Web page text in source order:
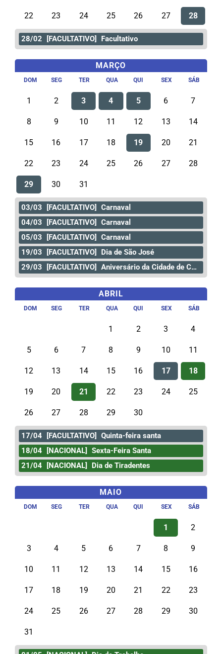
22 23 24 25 26 27 28
28/02 [FACULTATIVO] Facultativo
MARÇO
DOM SEG TER QUA QUI SEX SÁB
1 2 3 4 5 6 7
8 9 10 11 12 13 14
15 16 17 18 19 20 21
22 23 24 25 26 27 28
29 30 31
03/03 [FACULTATIVO]
Carnaval
04/03
[FACULTATIVO]
Carnaval
05/03
[FACULTATIVO]
Carnaval
19/03
[FACULTATIVO]
Dia de São José
29/03
[FACULTATIVO] Aniversário da Cidade de Curitiba
ABRIL
DOM SEG TER QUA QUI SEX SÁB
1 2 3 4
5 6 7 8 9 10 11
12 13 14 15 16 17 18
19 20 21 22 23 24 25
26 27 28 29 30
17/04 [FACULTATIVO]
Quinta-feira santa
18/04
[NACIONAL]
Sexta-Feira Santa
21/04
[NACIONAL] Dia de Tiradentes
MAIO
DOM SEG TER QUA QUI SEX SÁB
1 2
3 4 5 6 7 8 9
10 11 12 13 14 15 16
17 18 19 20 21 22 23
24 25 26 27 28 29 30
31